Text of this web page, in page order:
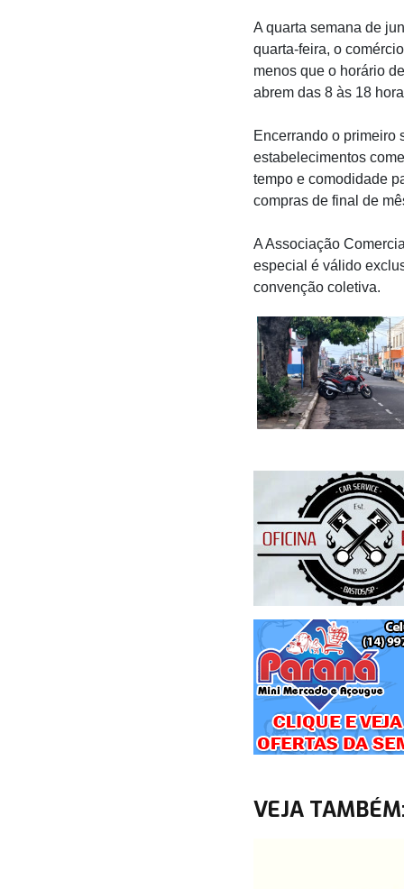
A quarta semana de
quarta-feira, o
menos que o horário
abrem das 8 às 18
Encerrando o primeiro
estabelecimentos
tempo e comodidade
compras de final de
A Associação
especial é válido
convenção coletiva.
VEJA